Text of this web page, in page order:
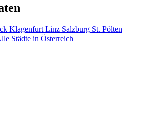
Klagenfurt Linz Salzburg St. Pölten
Städte in Österreich